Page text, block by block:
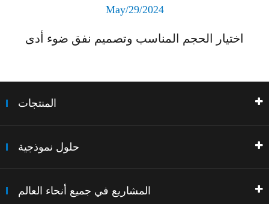
May/29/2024
اختيار الحجم المناسب وتصميم نفق ضوء أدى
المنتجات
حلول نموذجية
المشاريع في جميع أنحاء العالم